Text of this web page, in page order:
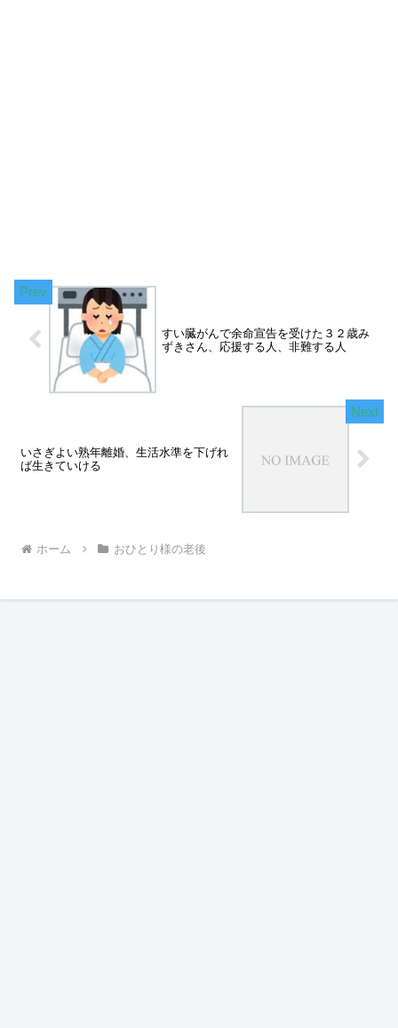
すい臓がんで余命宣告を受けた３２歳み
ずきさん、応援する人、非難する人
いさぎよい熟年離婚、生活水準を下げれ
ば生きていける
ホーム おひとり様の老後